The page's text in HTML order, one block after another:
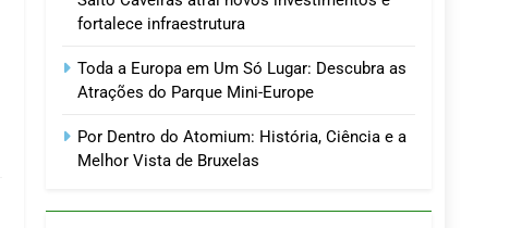
fortalece infraestrutura
Toda a Europa em Um Só Lugar: Descubra as
Atrações do Parque Mini-Europe
Por Dentro do Atomium: História, Ciência e a
Melhor Vista de Bruxelas